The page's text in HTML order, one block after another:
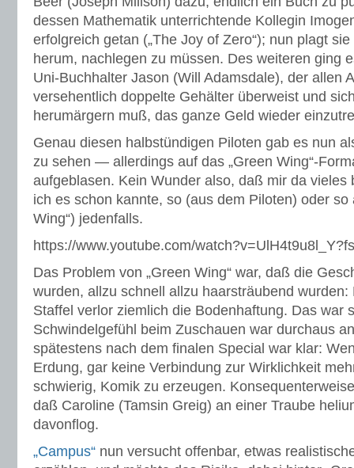
dessen Mathematik unterrichtende Kollegin
erfolgreich getan („The Joy of Zero“); nun plagt
herum, nachlegen zu müssen. Des weiteren ging
Uni-Buchhalter Jason (Will Adamsdale), der allen
versehentlich doppelte Gehälter überweist und
herumärgern muß, das ganze Geld wieder
Genau diesen halbstündigen Piloten gab es nun
zu sehen — allerdings auf das „Green Wing“-
aufgeblasen. Kein Wunder also, daß mir da vieles
ich es schon kannte, so (aus dem Piloten) oder so
Wing“) jedenfalls.
https://www.youtube.com/
Das Problem von „Green Wing“ war, daß die
wurden, allzu schnell allzu haarsträubend wurden:
Staffel verlor ziemlich die Bodenhaftung. Das war
Schwindelgefühl beim Zuschauen war durchaus
spätestens nach dem finalen Special war klar:
Erdung, gar keine Verbindung zur Wirklichkeit
schwierig, Komik zu erzeugen.
daß Caroline (Tamsin Greig) an einer Traube
davonflog.
„Campus“ nun versucht offenbar, etwas